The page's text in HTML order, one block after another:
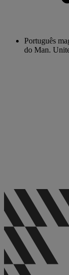
Português
do Man.